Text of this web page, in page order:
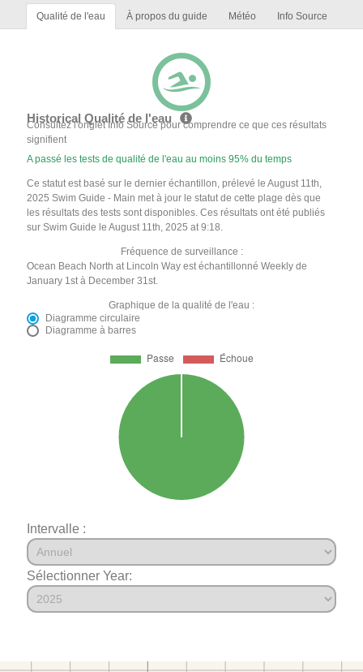
Qualité de l'eau À propos du guide Météo Info Source
Historical Qualité de l'eau
Consultez l'onglet Info Source pour comprendre ce que ces résultats
signifient
A passé les tests de qualité de l'eau au moins 95% du temps
Ce statut est basé sur le dernier échantillon, prélevé le August 11th,
2025 Swim Guide - Main met à jour le statut de cette plage dès que
les résultats des tests sont disponibles. Ces résultats ont été publiés
sur Swim Guide le August 11th, 2025 at 9:18.
Fréquence de surveillance :
Ocean Beach North at Lincoln Way est échantillonné Weekly de
January 1st à December 31st.
Graphique de la qualité de l'eau :
Diagramme circulaire
Diagramme à barres
Intervalle :
Sélectionner Year: